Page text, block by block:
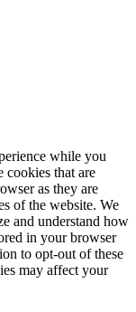
while you
cookies that are
as they are
of the website. We
and understand how
in your browser
to opt-out of these
may affect your